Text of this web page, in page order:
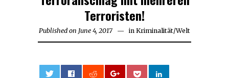
Terroristen!
Published on June 4, 2017 June in Kriminalität/Welt